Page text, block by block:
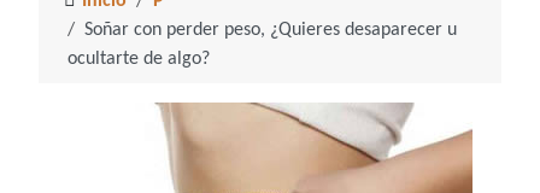
Soñar con perder peso, ¿Quieres desaparecer u
ocultarte de algo?